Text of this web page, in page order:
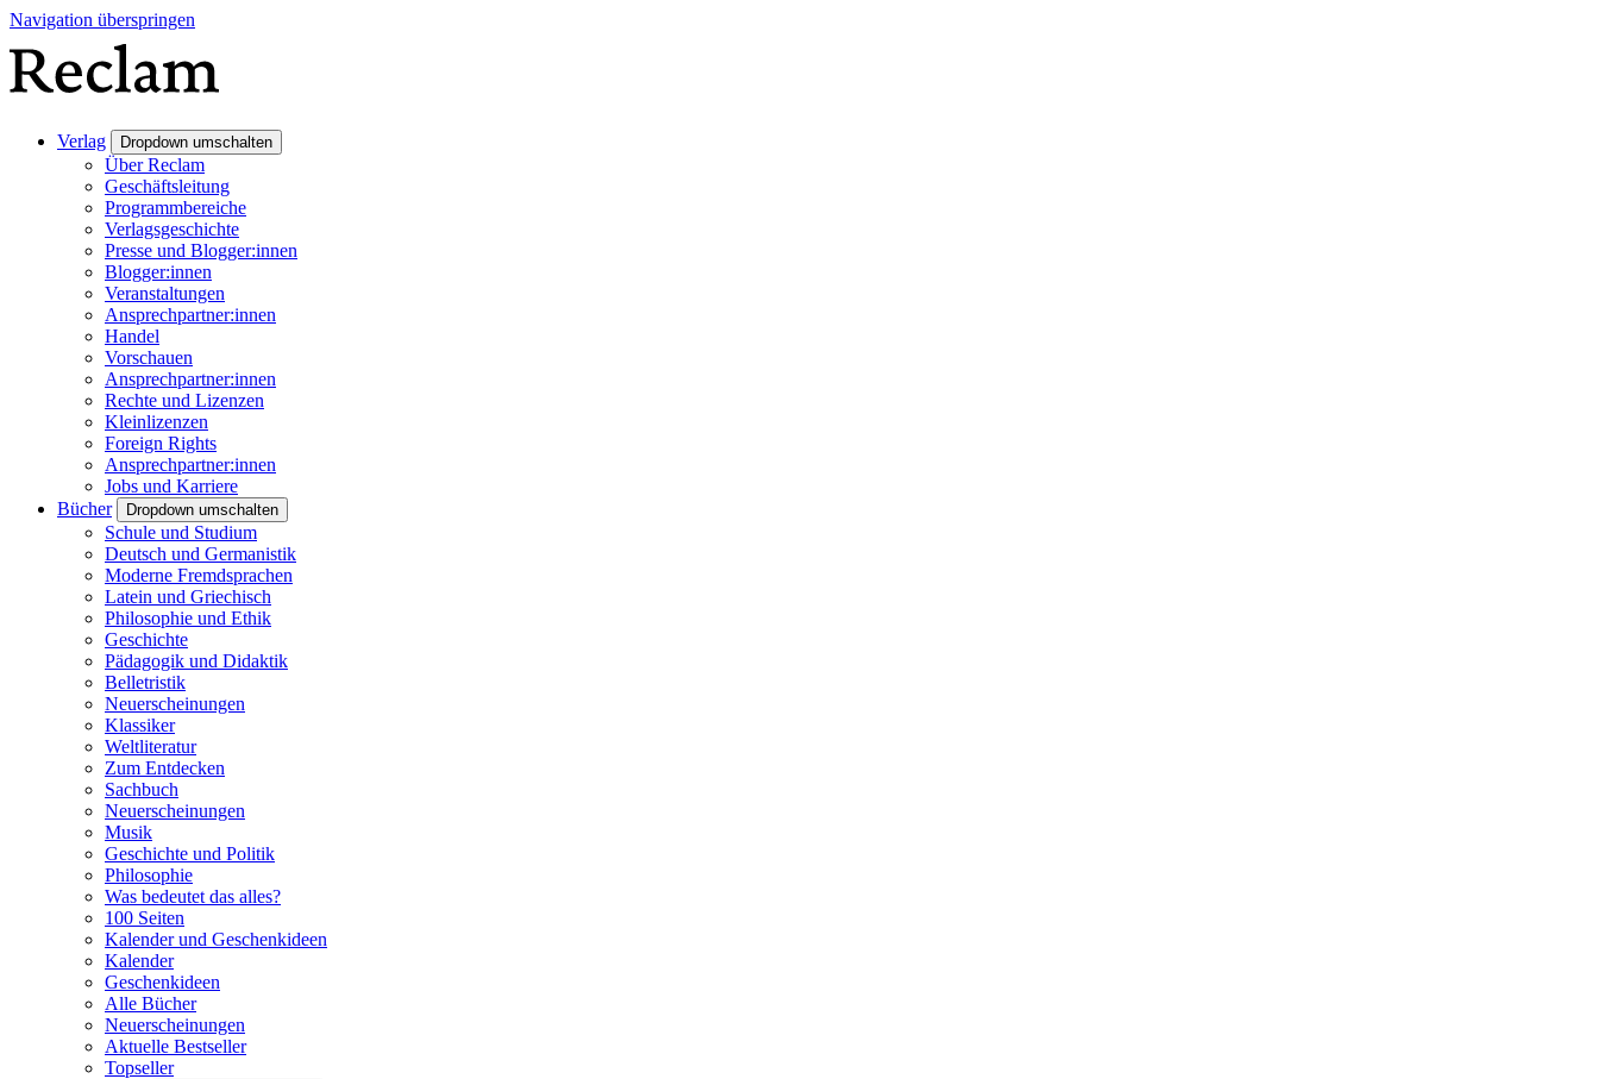
Navigation überspringen
Verlag Dropdown umschalten
Über Reclam
Geschäftsleitung
Programmbereiche
Verlagsgeschichte
Presse und Blogger:innen
Blogger:innen
Veranstaltungen
Ansprechpartner:innen
Handel
Vorschauen
Ansprechpartner:innen
Rechte und Lizenzen
Kleinlizenzen
Foreign Rights
Ansprechpartner:innen
Jobs und Karriere
Bücher
Dropdown umschalten
Schule und Studium
Deutsch und Germanistik
Moderne Fremdsprachen
Latein und Griechisch
Philosophie und Ethik
Geschichte
Pädagogik und Didaktik
Belletristik
Neuerscheinungen
Klassiker
Weltliteratur
Zum Entdecken
Sachbuch
Neuerscheinungen
Musik
Geschichte und Politik
Philosophie
Was bedeutet das alles?
100 Seiten
Kalender und Geschenkideen
Kalender
Geschenkideen
Alle Bücher
Neuerscheinungen
Aktuelle Bestseller
Topseller